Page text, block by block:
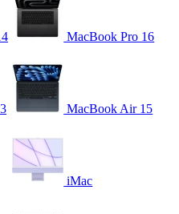
MacBook Pro 16
MacBook Air 15
iMac